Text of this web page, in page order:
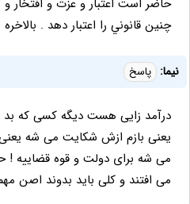
حاضر است اعتبار و عزت و افتخار
چنين قانوني را اعتبار دهد .
نیما: پاسخ
درآمد زایی هست دیگه کسی که بد
یعنی بازم ازش شکایت می شه یعنی
می شه برای دولت و قوه قضاییه !
می افتند و کلی باید بدوند اصن